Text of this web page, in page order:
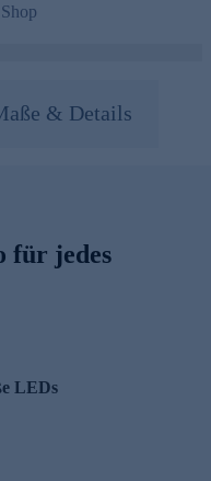
& Details
für jedes
LEDs